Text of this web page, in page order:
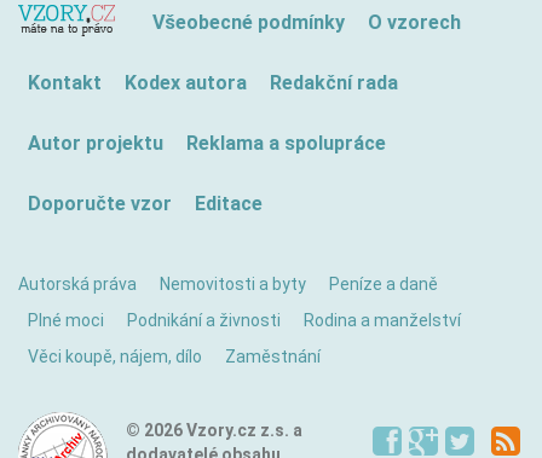
Všeobecné podmínky O vzorech
Kontakt Kodex autora Redakční rada
Autor projektu Reklama a spolupráce
Doporučte vzor Editace
Autorská práva Nemovitosti a byty
Peníze a daně
Plné moci
Podnikání a živnosti
Rodina a manželství
Věci koupě, nájem, dílo
Zaměstnání
© 2026 Vzory.cz z.s. a